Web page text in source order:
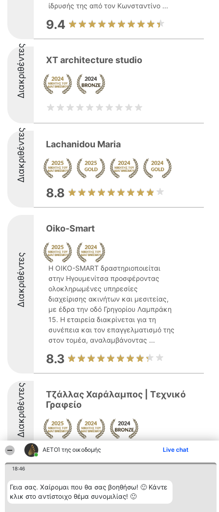
ΑΕΤΟΊ της οικοδομής Live chat
18:46
Γεια σας. Χαίρομαι που θα σας βοηθήσω! 🙂 Κάντε
κλικ στο αντίστοιχο θέμα συνομιλίας! 🙂
ίδρυσής της από τον Κωνσταντίνο ...
9.4
Διακριθέντες XT architecture studio
Διακριθέντες Lachanidou Maria
8.8
Διακριθέντες
Oiko-Smart
Η OIKO-SMART δραστηριοποιείται
στην Ηγουμενίτσα προσφέροντας
ολοκληρωμένες υπηρεσίες
διαχείρισης ακινήτων και μεσιτείας,
με έδρα την οδό Γρηγορίου Λαμπράκη
15. Η εταιρεία διακρίνεται για τη
συνέπεια και τον επαγγελματισμό της
στον τομέα, αναλαμβάνοντας ...
8.3
Διακριθέντες
Τζάλλας Χαράλαμπος | Τεχνικό
Γραφείο
8.5
Διοργανωτής της
κατάταξης
BEAUTIFUL COMPANY
Κατάταξη
Διακριθέντες
Λίστα όλων
Επικοινωνία